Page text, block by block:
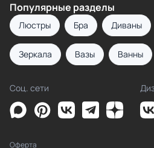
Популярные разделы
Люстры Бра Диваны
Зеркала Вазы Ванны
Соц. сети
Оферта